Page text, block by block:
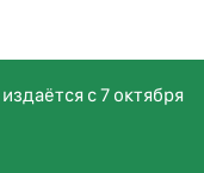
с 7 октября